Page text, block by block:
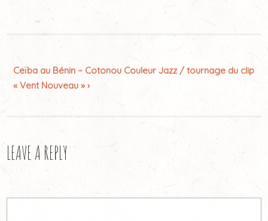
Ceïba au Bénin – Cotonou Couleur Jazz / tournage du clip
« Vent Nouveau » ›
LEAVE A REPLY